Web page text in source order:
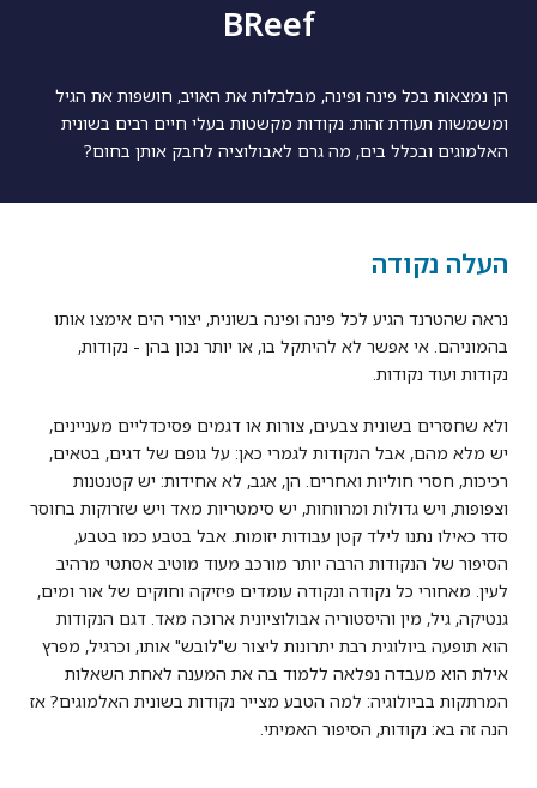
BReef
הן נמצאות בכל פינה ופינה, מבלבלות את האויב, חושפות את הגיל
ומשמשות תעודת זהות: נקודות מקשטות בעלי חיים רבים בשונית
האלמוגים ובכלל בים, מה גרם לאבולוציה לחבק אותן בחום?
העלה נקודה
נראה שהטרנד הגיע לכל פינה ופינה בשונית, יצורי הים אימצו אותו
בהמוניהם. אי אפשר לא להיתקל בו, או יותר נכון בהן - נקודות,
נקודות ועוד נקודות.
ולא שחסרים בשונית צבעים, צורות או דגמים פסיכדליים מעניינים,
יש מלא מהם, אבל הנקודות לגמרי כאן: על גופם של דגים, בטאים,
רכיכות, חסרי חוליות ואחרים. הן, אגב, לא אחידות: יש קטנטנות
וצפופות, ויש גדולות ומרווחות, יש סימטריות מאד ויש שזרוקות בחוסר
סדר כאילו נתנו לילד קטן עבודות יזומות. אבל בטבע כמו בטבע,
הסיפור של הנקודות הרבה יותר מורכב מעוד מוטיב אסתטי מרהיב
לעין. מאחורי כל נקודה ונקודה עומדים פיזיקה וחוקים של אור ומים,
גנטיקה, גיל, מין והיסטוריה אבולוציונית ארוכה מאד. דגם הנקודות
הוא תופעה ביולוגית רבת יתרונות ליצור ש"לובש" אותו, וכרגיל, מפרץ
אילת הוא מעבדה נפלאה ללמוד בה את המענה לאחת השאלות
המרתקות בביולוגיה: למה הטבע מצייר נקודות בשונית האלמוגים? אז
הנה זה בא: נקודות, הסיפור האמיתי.